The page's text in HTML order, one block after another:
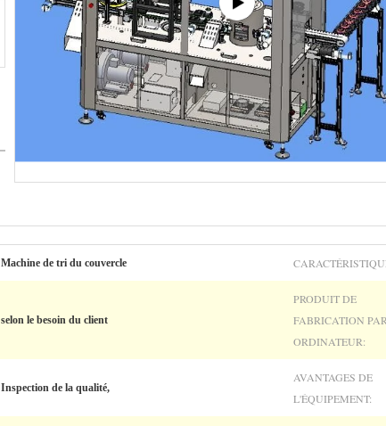
Machine de tri du couvercle
selon le besoin du client
PRODUIT DE
FABRICATION PAR
ORDINATEUR:
Inspection de la qualité,
AVANTAGES DE
L'ÉQUIPEMENT: